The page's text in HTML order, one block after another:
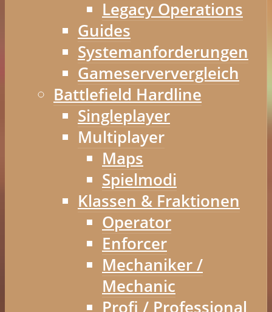
Legacy Operations
Guides
Systemanforderungen
Gameserververgleich
Battlefield Hardline
Singleplayer
Multiplayer
Maps
Spielmodi
Klassen & Fraktionen
Operator
Enforcer
Mechaniker /
Mechanic
Profi / Professional